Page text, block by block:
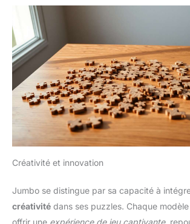
Créativité et innovation
Jumbo se distingue par sa capacité à
créativité dans ses puzzles. Chaque